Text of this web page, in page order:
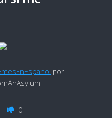
por
0